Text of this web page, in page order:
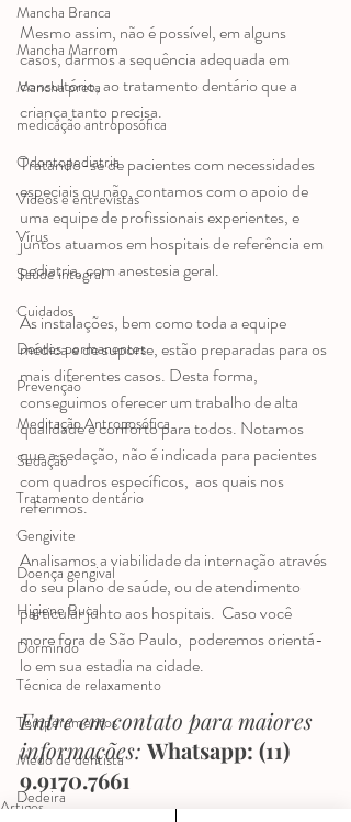
Mancha Branca
Mancha Marrom
Mancha preta
medicação antroposófica
Odontopediatria
Videos e entrevistas
Vírus
Saúde integral
Cuidados
Dentes permanentes
Prevenção
Meditação Antroposófica
Sedação
Tratamento dentário
Gengivite
Doença gengival
Higiene Bucal
Dormindo
Técnica de relaxamento
Temperamentos
Medo de dentista
Dedeira
Mesmo assim, não é possível, em alguns
casos, darmos a sequência adequada em
consultório, ao tratamento dentário que a
criança tanto precisa.
Tratando-se de pacientes com necessidades
especiais ou não, contamos com o apoio de
uma equipe de profissionais experientes, e
juntos atuamos em hospitais de referência em
pediatria, com anestesia geral.
As instalações, bem como toda a equipe
médica e de suporte, estão preparadas para os
mais diferentes casos. Desta forma,
conseguimos oferecer um trabalho de alta
qualidade e conforto para todos. Notamos
que a sedação, não é indicada para pacientes
com quadros específicos,  aos quais nos
referimos.
Analisamos a viabilidade da internação através
do seu plano de saúde, ou de atendimento
particular junto aos hospitais.  Caso você
more fora de São Paulo,  poderemos orientá-
lo em sua estadia na cidade.
Entre em contato para maiores
informações: Whatsapp: (11)
9.9170.7661
Artigos